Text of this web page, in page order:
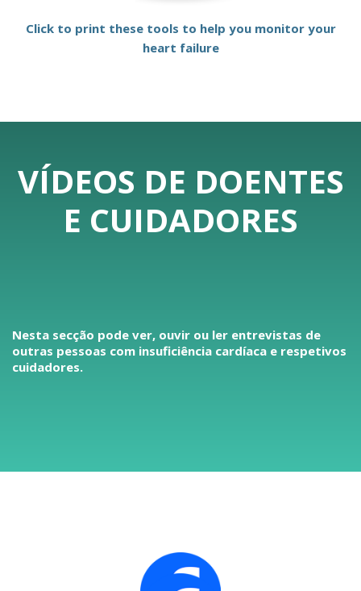
Click to print these tools to help you monitor your
heart failure
VÍDEOS DE DOENTES
E CUIDADORES
Nesta secção pode ver, ouvir ou ler entrevistas de
outras pessoas com insuficiência cardíaca e respetivos
cuidadores.